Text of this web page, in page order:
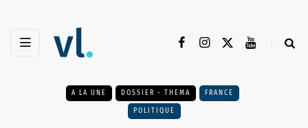
A LA UNE DOSSIER - THEMA FRANCE
POLITIQUE